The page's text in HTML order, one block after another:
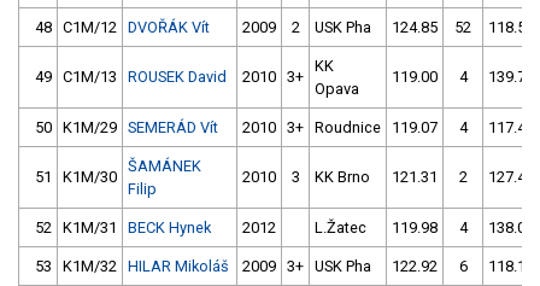
48 C1M/12 DVOŘÁK Vít 2009 2 USK Pha 124.85 52 118.56
49 C1M/13 ROUSEK David 2010 3+
KK
Opava
119.00 4 139.74
50 K1M/29 SEMERÁD Vít 2010 3+ Roudnice 119.07 4 117.43
51 K1M/30
ŠAMÁNEK
Filip
2010 3 KK Brno 121.31 2 127.48
52 K1M/31 BECK Hynek 2012 L.Žatec 119.98 4 138.00
53 K1M/32 HILAR Mikoláš 2009 3+ USK Pha 122.92 6 118.11